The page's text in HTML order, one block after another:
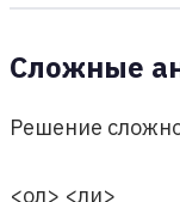
Сложные
Решение
<ол> <ли>